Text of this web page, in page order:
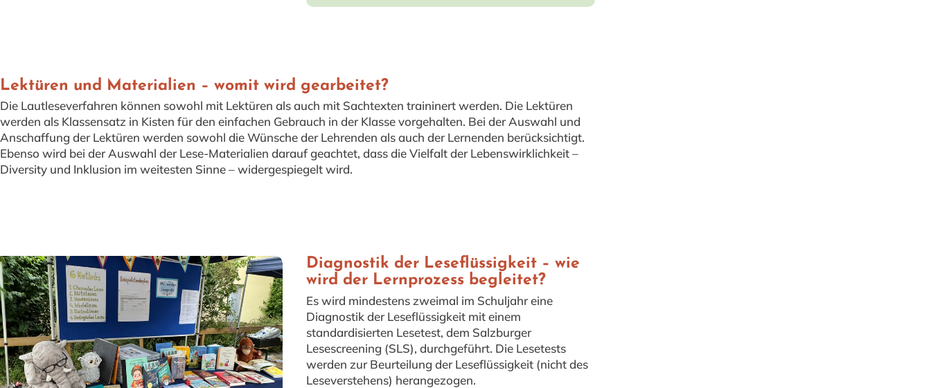
Lektüren und Materialien – womit wird gearbeitet?
Die Lautleseverfahren können sowohl mit Lektüren als auch mit Sachtexten traininert werden. Die Lektüren
werden als Klassensatz in Kisten für den einfachen Gebrauch in der Klasse vorgehalten. Bei der Auswahl und
Anschaffung der Lektüren werden sowohl die Wünsche der Lehrenden als auch der Lernenden berücksichtigt.
Ebenso wird bei der Auswahl der Lese-Materialien darauf geachtet, dass die Vielfalt der Lebenswirklichkeit –
Diversity und Inklusion im weitesten Sinne – widergespiegelt wird.
Diagnostik der Leseflüssigkeit – wie
wird der Lernprozess begleitet?
Es wird mindestens zweimal im Schuljahr eine
Diagnostik der Leseflüssigkeit mit einem
standardisierten Lesetest, dem Salzburger
Lesescreening (SLS), durchgeführt. Die Lesetests
werden zur Beurteilung der Leseflüssigkeit (nicht des
Leseverstehens) herangezogen.